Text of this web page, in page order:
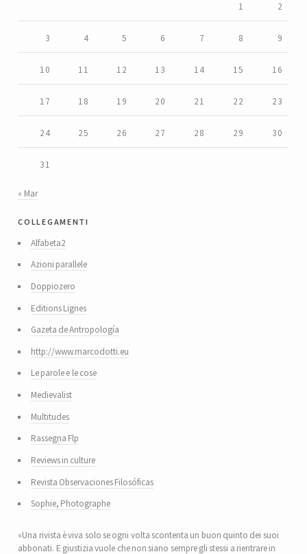
1 2
3 4 5 6 7 8 9
10 11 12 13 14 15 16
17 18 19 20 21 22 23
24 25 26 27 28 29 30
31
« Mar
collegamenti
Alfabeta2
Azioni parallele
Doppiozero
Editions Lignes
Gazeta de Antropología
http://www.marcodotti.eu
Le parole e le cose
Medievalist
Multitudes
Rassegna Flp
Reviews in culture
Revista Observaciones Filosóficas
Sophie, Photographe
«Una rivista è viva solo se ogni volta scontenta un buon quinto dei suoi
abbonati. E giustizia vuole che non siano sempre gli stessi a rientrare in